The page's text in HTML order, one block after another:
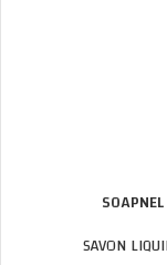
SAVON